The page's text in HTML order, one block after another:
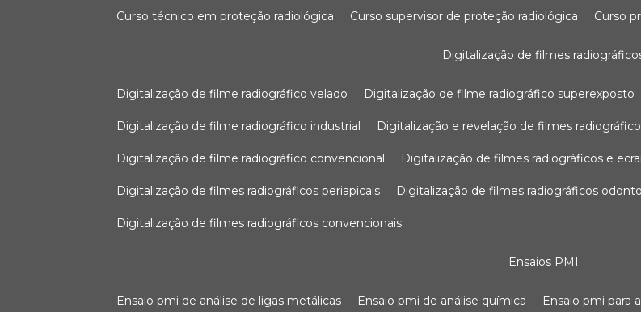
curso técnico em proteção radiológica curso supervisor de proteção radiológica curso
digitalização de filmes
digitalização de filme radiográfico velado digitalização de filme radiográfico superexposto
digitalização de filme radiográfico industrial digitalização e revelação de filmes
digitalização de filme radiográfico convencional digitalização de filmes radiográficos e
digitalização de filmes radiográficos periapicais digitalização de filmes radiográficos
digitalização de filmes radiográficos convencionais
ensaios PMI
ensaio pmi de análise de ligas metálicas ensaio pmi de análise química ensaio pmi